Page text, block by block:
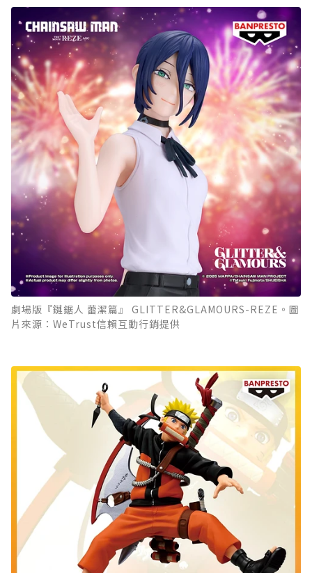
劇場版『鏈鋸人 蕾潔篇』 GLITTER&GLAMOURS-REZE。圖
片來源：WeTrust信賴互動行銷提供